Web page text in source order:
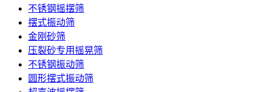
不锈钢摇摆筛
摆式振动筛
金刚砂筛
压裂砂专用摇晃筛
不锈钢振动筛
圆形摆式振动筛